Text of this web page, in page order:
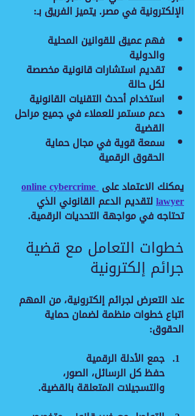
الإلكترونية في مصر. يتميز الفريق بـ:
فهم عميق للقوانين المحلية
والدولية
تقديم استشارات قانونية مخصصة
لكل حالة
استخدام أحدث التقنيات القانونية
دعم مستمر للعملاء في جميع مراحل
القضية
سمعة قوية في مجال حماية
الحقوق الرقمية
يمكنك الاعتماد على online cybercrime
lawyer لتقديم الدعم القانوني الذي
تحتاجه في مواجهة التحديات الرقمية.
خطوات التعامل مع قضية
جرائم إلكترونية
عند التعرض لجرائم إلكترونية، من المهم
اتباع خطوات منظمة لضمان حماية
الحقوق:
جمع الأدلة الرقمية
حفظ كل الرسائل، الصور،
والتسجيلات المتعلقة بالقضية.